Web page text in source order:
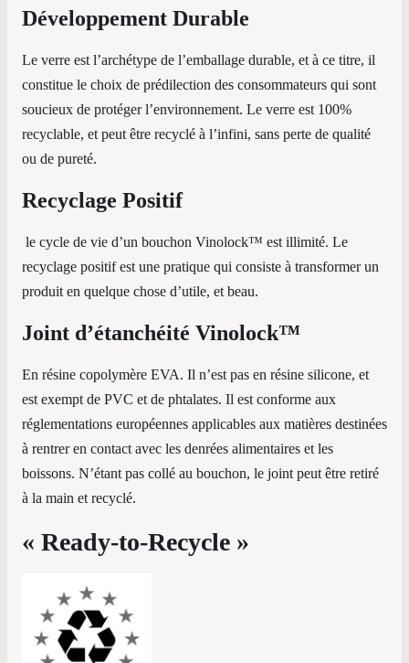
Développement Durable
Le verre est l’archétype de l’emballage durable, et à ce titre, il
constitue le choix de prédilection des consommateurs qui sont
soucieux de protéger l’environnement. Le verre est 100%
recyclable, et peut être recyclé à l’infini, sans perte de qualité
ou de pureté.
Recyclage Positif
le cycle de vie d’un bouchon Vinolock™ est illimité. Le
recyclage positif est une pratique qui consiste à transformer un
produit en quelque chose d’utile, et beau.
Joint d’étanchéité Vinolock™
En résine copolymère EVA. Il n’est pas en résine silicone, et
est exempt de PVC et de phtalates. Il est conforme aux
réglementations européennes applicables aux matières destinées
à rentrer en contact avec les denrées alimentaires et les
boissons. N’étant pas collé au bouchon, le joint peut être retiré
à la main et recyclé.
« Ready-to-Recycle »